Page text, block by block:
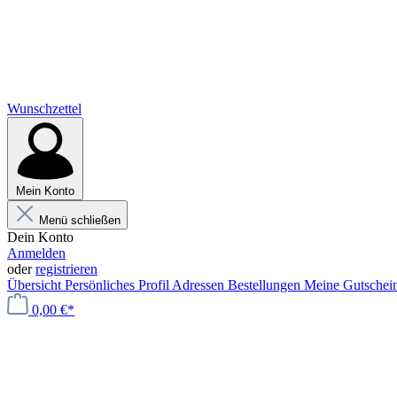
Wunschzettel
Mein Konto
Menü schließen
Dein Konto
Anmelden
oderregistrieren
Übersicht Persönliches Profil Adressen Bestellungen Meine
0,00 €*